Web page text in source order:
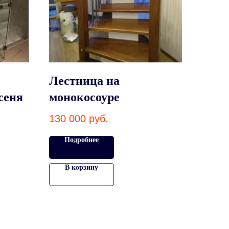
Лестница на
монокосоуре
130 000 руб.
Подробнее
В корзину